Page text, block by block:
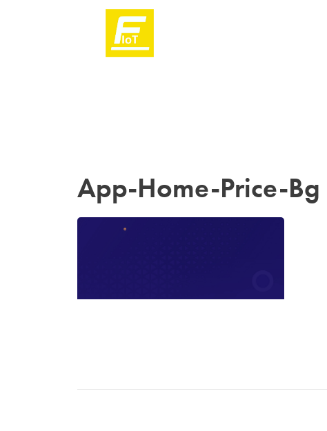
App-Home-Price-Bg